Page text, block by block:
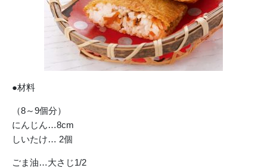
●材料
（8～9個分）
にんじん…8cm
しいたけ… 2個
ごま油…大さじ1/2